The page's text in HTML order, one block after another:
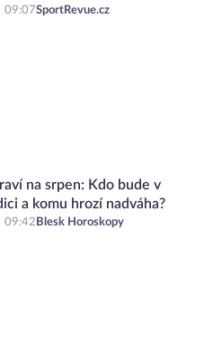
09:07SportRevue.cz
na srpen: Kdo bude v
a komu hrozí nadváha?
09:42 Blesk Horoskopy